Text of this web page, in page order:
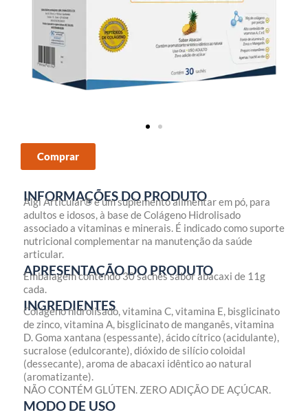
Comprar
INFORMAÇÕES DO PRODUTO
Algi Articular® é um suplemento alimentar em pó, para
adultos e idosos, à base de Colágeno Hidrolisado
associado a vitaminas e minerais. É indicado como suporte
nutricional complementar na manutenção da saúde
articular.
APRESENTAÇÃO DO PRODUTO
Embalagem contendo 30 sachês sabor abacaxi de 11g
cada.
INGREDIENTES
Colágeno hidrolisado, vitamina C, vitamina E, bisglicinato
de zinco, vitamina A, bisglicinato de manganês, vitamina
D. Goma xantana (espessante), ácido cítrico (acidulante),
sucralose (edulcorante), dióxido de silício coloidal
(dessecante), aroma de abacaxi idêntico ao natural
(aromatizante).
NÃO CONTÉM GLÚTEN. ZERO ADIÇÃO DE AÇÚCAR.
MODO DE USO